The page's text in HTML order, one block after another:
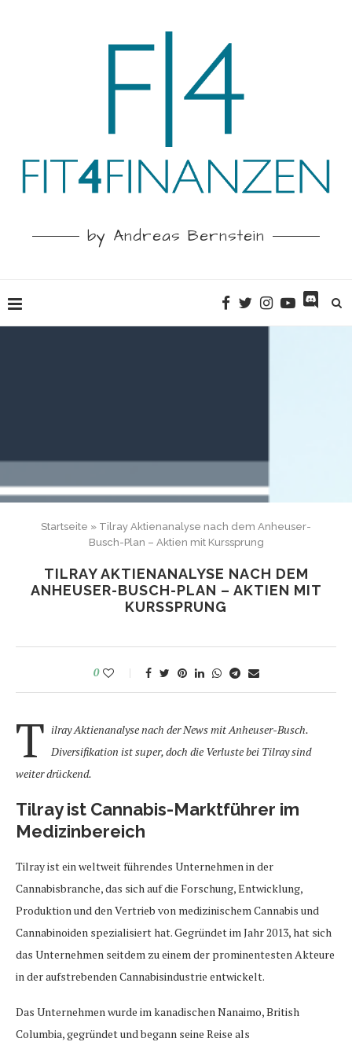
by Andreas Bernstein
Startseite » Tilray Aktienanalyse nach dem Anheuser-
Busch-Plan – Aktien mit Kurssprung
TILRAY AKTIENANALYSE NACH DEM
ANHEUSER-BUSCH-PLAN – AKTIEN MIT
KURSSPRUNG
0
T ilray Aktienanalyse nach der News mit Anheuser-Busch.
Diversifikation ist super, doch die Verluste bei Tilray sind
weiter drückend.
Tilray ist Cannabis-Marktführer im
Medizinbereich
Tilray ist ein weltweit führendes Unternehmen in der
Cannabisbranche, das sich auf die Forschung, Entwicklung,
Produktion und den Vertrieb von medizinischem Cannabis und
Cannabinoiden spezialisiert hat. Gegründet im Jahr 2013, hat sich
das Unternehmen seitdem zu einem der prominentesten Akteure
in der aufstrebenden Cannabisindustrie entwickelt.
Das Unternehmen wurde im kanadischen Nanaimo, British
Columbia, gegründet und begann seine Reise als